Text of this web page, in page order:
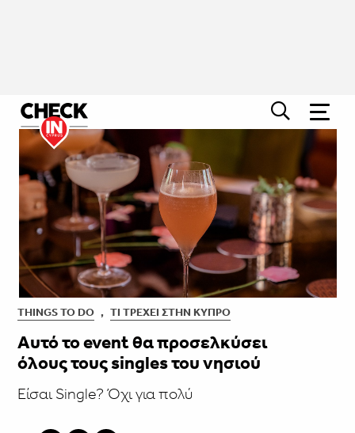
THINGS TO DO , ΤΙ ΤΡΈΧΕΙ ΣΤΗΝ ΚΎΠΡΟ
Aυτό το event θα προσελκύσει
όλους τους singles του νησιού
Είσαι Single? Όχι για πολύ